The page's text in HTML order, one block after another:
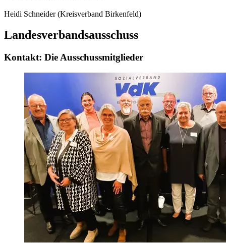
Heidi Schneider (Kreisverband Birkenfeld)
Landesverbandsausschuss
Kontakt: Die Ausschussmitglieder